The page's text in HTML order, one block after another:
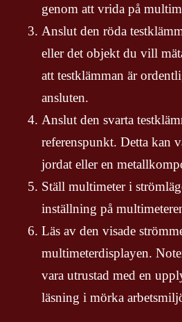
genom att vrida på
Anslut den röda
eller det objekt du vill
att testklämman är
ansluten.
Anslut den svarta
referenspunkt. Detta kan
jordat eller en
Ställ multimeter i
inställning på
Läs av den visade
multimeterdisplayen.
vara utrustad med en
läsning i mörka